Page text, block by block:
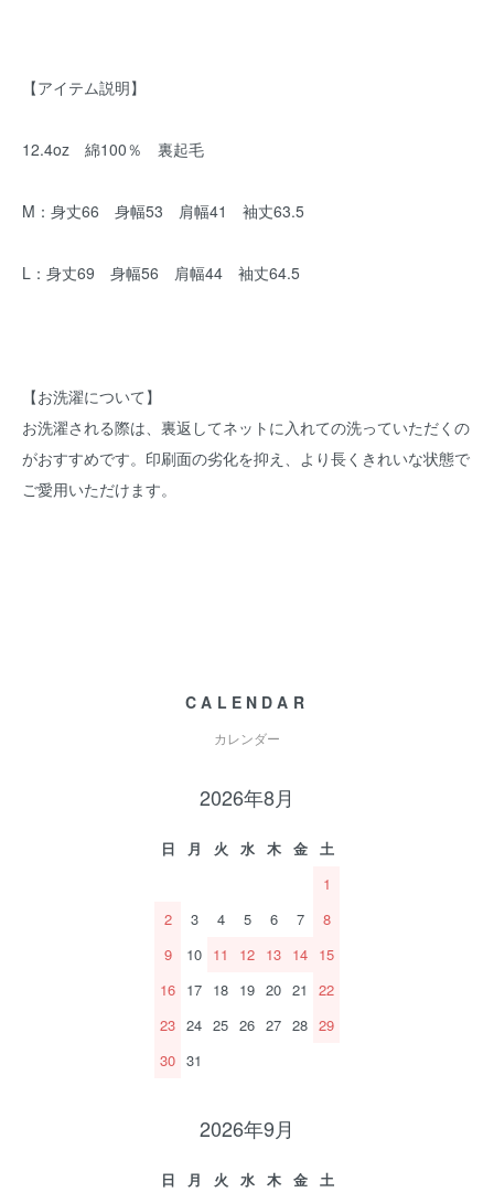
【アイテム説明】
12.4oz 綿100％ 裏起毛
M：身丈66 身幅53 肩幅41 袖丈63.5
L：身丈69 身幅56 肩幅44 袖丈64.5
【お洗濯について】
お洗濯される際は、裏返してネットに入れての洗っていただくの
がおすすめです。印刷面の劣化を抑え、より長くきれいな状態で
ご愛用いただけます。
CALENDAR
カレンダー
2026年8月
日 月 火 水 木 金
土
1
2
3 4 5 6 7
8
9
10 11 12 13 14 15
16 17 18 19 20 21
22
23 24 25 26 27 28 29
30 31
2026年9月
日 月 火 水 木 金
土